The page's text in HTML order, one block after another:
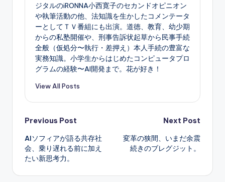
ジタルのiRONNA小西寛子のセカンドオピニオン
や執筆活動の他、法知識を生かしたコメンテータ
ーとしてＴＶ番組にも出演。道徳、教育、幼少期
からの私塾開催や、刑事告訴状起草から民事手続
全般（仮処分〜執行・差押え）本人手続の豊富な
実務知識。小学生からはじめたコンピュータプロ
グラムの経験〜AI開発まで。花が好き！
View All Posts
Post
navigation
Previous Post
AIソフィアが語る共存社
会、乗り遅れる前に加え
たい新思考力。
Next Post
変革の狭間、いまだ余震
続きのブレグジット。